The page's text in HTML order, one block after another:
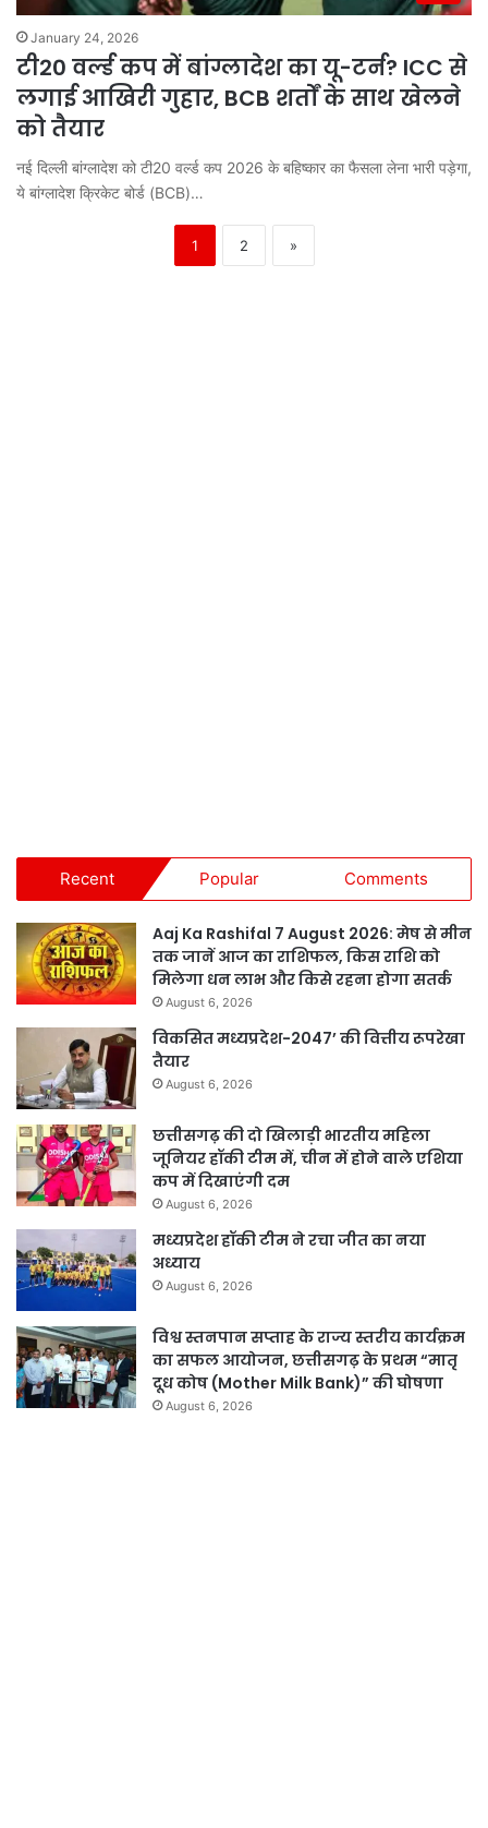
January 24, 2026
टी20 वर्ल्ड कप में बांग्लादेश का यू-टर्न? ICC से
लगाई आखिरी गुहार, BCB शर्तों के साथ खेलने
को तैयार
नई दिल्ली बांग्लादेश को टी20 वर्ल्ड कप 2026 के बहिष्कार का फैसला लेना भारी पड़ेगा,
ये बांग्लादेश क्रिकेट बोर्ड (BCB)…
1 2 »
Recent Popular Comments
Aaj Ka Rashifal 7 August 2026: मेष से मीन
तक जानें आज का राशिफल, किस राशि को
मिलेगा धन लाभ और किसे रहना होगा सतर्क
August 6, 2026
विकसित मध्यप्रदेश-2047’ की वित्तीय रूपरेखा
तैयार
August 6, 2026
छत्तीसगढ़ की दो खिलाड़ी भारतीय महिला
जूनियर हॉकी टीम में, चीन में होने वाले एशिया
कप में दिखाएंगी दम
August 6, 2026
मध्यप्रदेश हॉकी टीम ने रचा जीत का नया
अध्याय
August 6, 2026
विश्व स्तनपान सप्ताह के राज्य स्तरीय कार्यक्रम
का सफल आयोजन, छत्तीसगढ़ के प्रथम “मातृ
दूध कोष (Mother Milk Bank)” की घोषणा
August 6, 2026